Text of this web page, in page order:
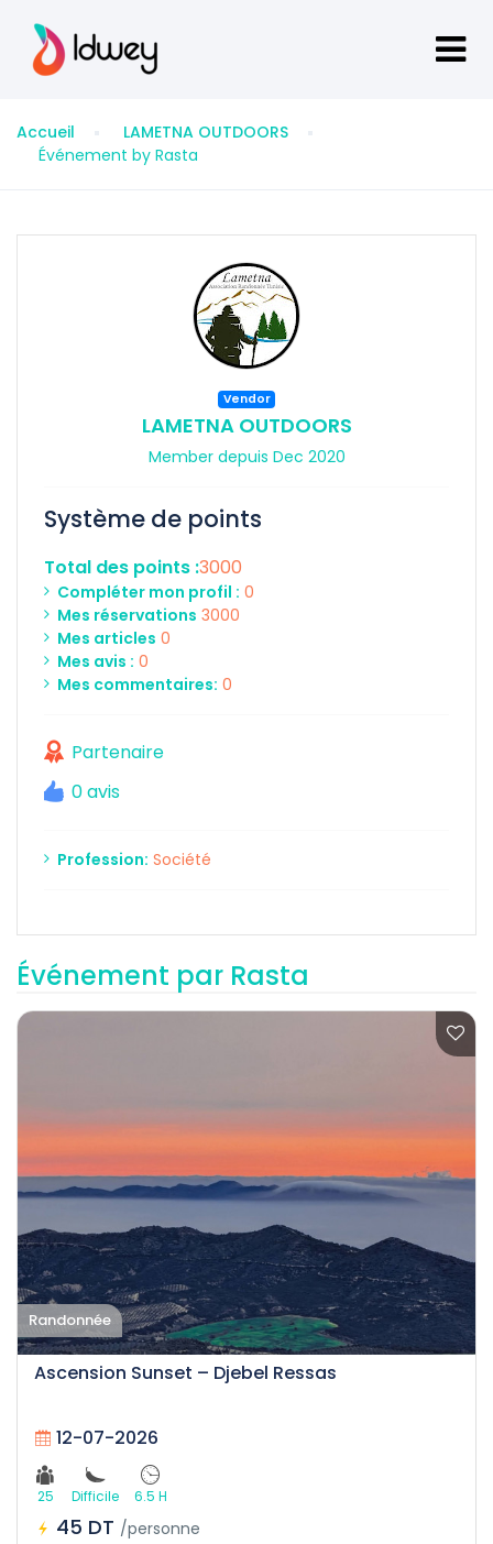
Accueil
LAMETNA OUTDOORS
Événement by Rasta
Vendor
LAMETNA OUTDOORS
Member depuis Dec 2020
Système de points
Total des points :3000
Compléter mon profil : 0
Mes réservations 3000
Mes articles 0
Mes avis : 0
Mes commentaires: 0
Partenaire
0 avis
Profession: Société
Événement par Rasta
Randonnée
Ascension Sunset – Djebel Ressas
12-07-2026
25 Difficile 6.5 H
45 DT /personne